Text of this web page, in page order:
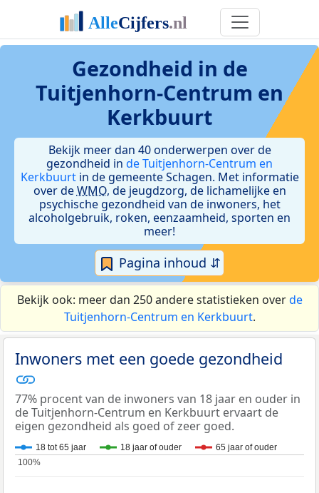
Gezondheid in de
Tuitjenhorn-Centrum en
Kerkbuurt
Bekijk meer dan 40 onderwerpen over de
gezondheid in de Tuitjenhorn-Centrum en
Kerkbuurtin de gemeente Schagen. Met informatie
over deWMO, de jeugdzorg, de lichamelijke en
psychische gezondheid van de inwoners, het
alcoholgebruik, roken, eenzaamheid, sporten en
meer!
Pagina inhoud ⇵
Bekijk ook: meer dan 250 andere statistieken overde
Tuitjenhorn-Centrum en Kerkbuurt.
Inwoners met een goede gezondheid
77% procent van de inwoners van 18 jaar en ouder in
de Tuitjenhorn-Centrum en Kerkbuurt ervaart de
eigen gezondheid als goed of zeer goed.
18 tot 65 jaar 18 jaar of ouder 65 jaar of ouder
100%
100%